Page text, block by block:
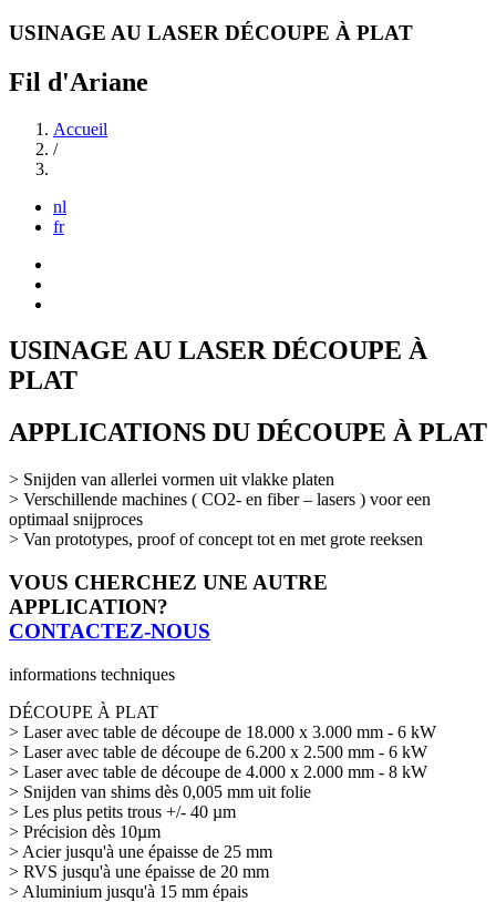
USINAGE AU LASER DÉCOUPE À PLAT
Fil d'Ariane
Accueil
/
nl
fr
USINAGE AU LASER DÉCOUPE À
PLAT
APPLICATIONS DU DÉCOUPE À PLAT
> Snijden van allerlei vormen uit vlakke platen
> Verschillende machines ( CO2- en fiber – lasers ) voor een
optimaal snijproces
> Van prototypes, proof of concept tot en met grote reeksen
VOUS CHERCHEZ UNE AUTRE
APPLICATION?
CONTACTEZ-NOUS
informations techniques
DÉCOUPE À PLAT
> Laser avec table de découpe de 18.000 x 3.000 mm - 6 kW
> Laser avec table de découpe de 6.200 x 2.500 mm - 6 kW
> Laser avec table de découpe de 4.000 x 2.000 mm - 8 kW
> Snijden van shims dès 0,005 mm uit folie
> Les plus petits trous +/- 40 µm
> Précision dès 10µm
> Acier jusqu'à une épaisse de 25 mm
> RVS jusqu'à une épaisse de 20 mm
> Aluminium jusqu'à 15 mm épais